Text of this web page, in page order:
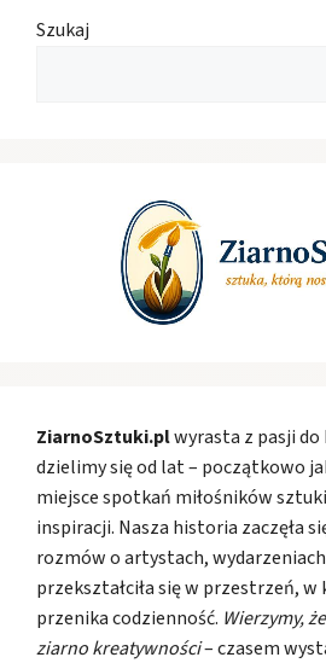
Szukaj
ZiarnoSztuki.plwyrasta z pasji
dzielimy się od lat – początkowo
miejsce spotkań miłośników
inspiracji. Nasza historia zaczęła
rozmów o artystach,
przekształciła się w przestrzeń,
przenika codzienność. Wierzymy,
ziarno kreatywności– czasem